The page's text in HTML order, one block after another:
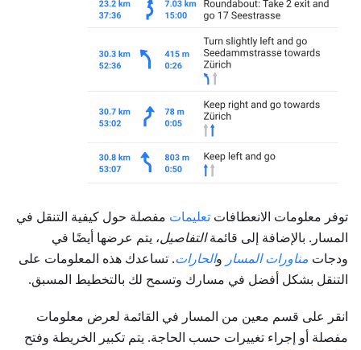
توفر معلومات الانعطافات تعليمات مفصلة حول كيفية التنقل في
المسار. بالإضافة إلى قائمةالتفاصيل، يتم عرضها أيضًا في
ودجات مناورات المسار والحارات. تساعدك هذه المعلومات على
التنقل بشكل أفضل في مسارك وتسمح لك بالتخطيط المسبق.
انقر على قسم معين من المسار في القائمة لعرض معلومات
مفصلة أو إجراء تغييرات حسب الحاجة. يتم تكبير الخريطة وفتح